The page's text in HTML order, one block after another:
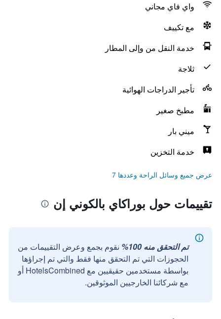
واي فاي مجاني
مع تكييف
خدمة النقل من وإلى المطار
ثلاجة
تأجير الدراجات الهوائية
مطبخ صغير
ميني بار
خدمة التخزين
عرض جميع وسائل الراحة وعددها 7
تقييمات حول بوراكاي بالكوني إن
تم التحقق منه 100%
نقوم بجمع وعرض التقييمات من
الحجوزات التي تم التحقق منها فقط والتي تم إجراؤها
بواسطة مستخدمين حقيقيين مع HotelsCombined أو
مع شركائنا الخارجيين الموثوقين.